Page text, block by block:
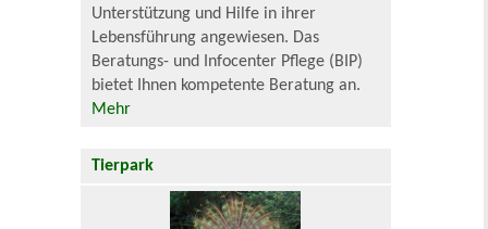
Unterstützung und Hilfe in ihrer
Lebensführung angewiesen. Das
Beratungs- und Infocenter Pflege (BIP)
bietet Ihnen kompetente Beratung an.
Mehr
Tierpark